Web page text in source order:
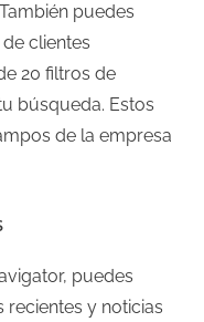
puedes
clientes
20 filtros de
búsqueda. Estos
de la empresa
puedes
recientes y noticias